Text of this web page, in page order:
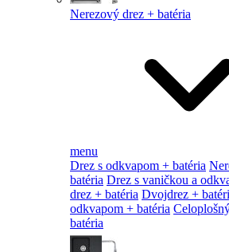
Nerezový drez + batéria
menu
Drez s odkvapom + batéria
batéria Drez s vaničkou a
drez + batéria Dvojdrez +
odkvapom + batéria
batéria